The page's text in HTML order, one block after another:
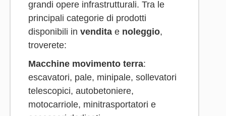
grandi opere infrastrutturali. Tra le
principali categorie di prodotti
disponibili in venditae noleggio,
troverete:
Macchine movimento terra:
escavatori, pale, minipale, sollevatori
telescopici, autobetoniere,
motocarriole, minitrasportatori e